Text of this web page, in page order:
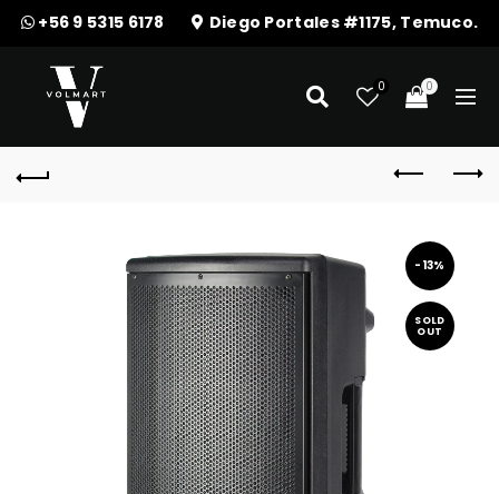
+56 9 5315 6178 Diego Portales #1175, Temuco.
0 0
-13%
SOLD
OUT